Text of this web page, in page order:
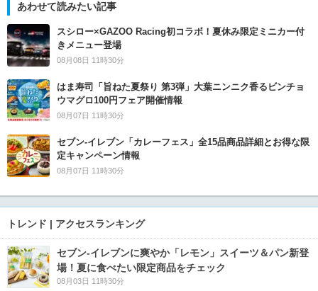
あわせて読みたい記事
スシロー×GAZOO Racing初コラボ！夏休み限定ミニカー付
きメニュー登場
08月08日 11時30分
はま寿司「旨ねた夏祭り 第3弾」大葉ニンニク香るビンチョ
ウマグロ100円フェア開催情報
08月07日 11時30分
セブン‐イレブン「カレーフェス」全15品商品詳細とお得な限
定キャンペーン情報
08月07日 11時30分
トレンド | アクセスランキング
セブン‐イレブンに爽やか「レモン」スイーツ＆パン新登
場！夏に食べたい限定商品をチェック
08月03日 11時30分